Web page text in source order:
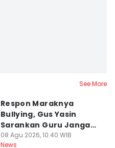
See More
Respon Maraknya
Bullying, Gus Yasin
Sarankan Guru Jangan
Bebani Siswa
08 Agu 2026, 10:40 WIB
News